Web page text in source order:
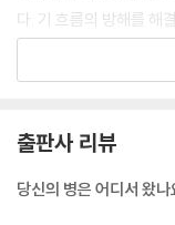
다. 기 흐름의 방해를 해
다. 나는 이 기에 가장 큰
청빈(빈·貧) - 많이 벌어
그래서 피가 탁해지고 동
운 환경이 된다고 보는
출판사 리뷰
당신의 병은 어디서 왔